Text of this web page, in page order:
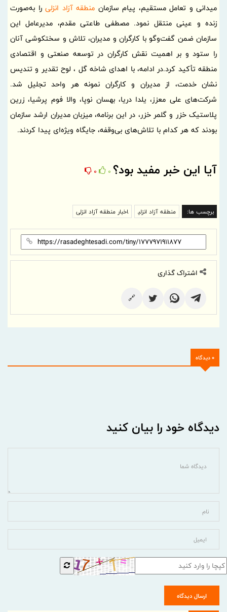
میدانی و تعامل مستقیم، پیام سازمان منطقه آزاد انزلی را به‌صورت
زنده و عینی منتقل نمود. مصطفی طاعتی مقدم، مدیرعامل این
سازمان ضمن گفت‌وگو با کارگران و مدیران، تلاش و سختکوشی آنان
را ستود و بر اهمیت نقش کارگران در توسعه صنعتی و اقتصادی
منطقه تأکید کرد.در ادامه، با اهدای شاخه گل ، لوح‌ تقدیر و تندیس‌
نشان خدمت، از مدیران و کارگران نمونه هر واحد تجلیل شد.
شرکت‌های علی معزز، یلدا دریا، بهسان نوپا، والا فوم پرشیا، زرین
پلاستیک خزر و گلمر خزر، در این برنامه، میزبان مدیران ارشد سازمان
بودند که هر کدام با تلاش‌های بی‌وقفه، جایگاه ویژه‌ای پیدا کردند.
آیا این خبر مفید بود؟ 0
0
برچسب ها: منطقه آزاد انزلی اخبار منطقه آزاد انزلی
اشتراک گذاری
🔗
0 دیدگاه
دیدگاه خود را بیان کنید
ارسال دیدگاه